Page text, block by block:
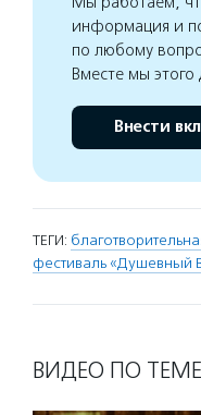
информация и
по любому
Вместе мы этого
Внести
ТЕГИ:
фестиваль «Душевный
ВИДЕО ПО ТЕМЕ